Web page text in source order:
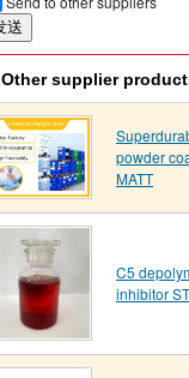
Other supplier
powder
MATT
C5
inhibitor